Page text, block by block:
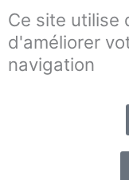
Ce site utilise
d'améliorer
navigation